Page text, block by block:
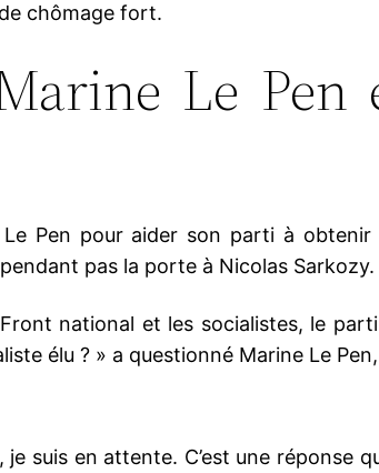
chômage fort.
Le
Pen pour aider son parti à
pas la porte à Nicolas Sarkozy.
national et les socialistes, le
élu ? » a questionné Marine Le
suis en attente. C’est une réponse